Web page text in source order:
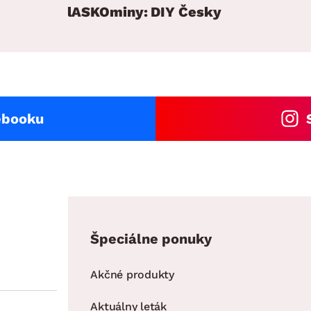
lASKOminy: DIY Česky
Špeciálne ponuky
Akčné produkty
Aktuálny leták